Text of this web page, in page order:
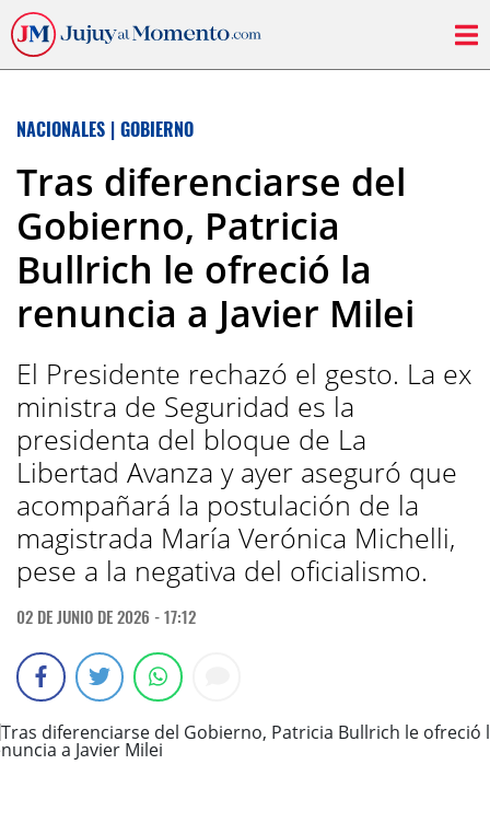
NACIONALES | GOBIERNO
Tras diferenciarse del
Gobierno, Patricia
Bullrich le ofreció la
renuncia a Javier Milei
El Presidente rechazó el gesto. La ex
ministra de Seguridad es la
presidenta del bloque de La
Libertad Avanza y ayer aseguró que
acompañará la postulación de la
magistrada María Verónica Michelli,
pese a la negativa del oficialismo.
02 DE JUNIO DE 2026 - 17:12